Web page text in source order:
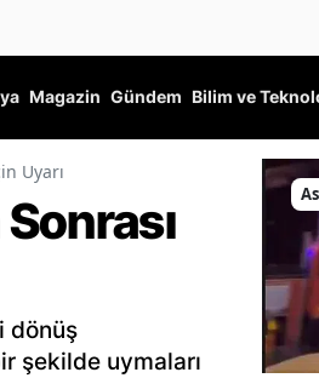
Magazin Gündem Bilim ve
Uyarı
dönüş
şekilde uymaları